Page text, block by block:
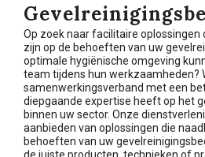
Op zoek naar facilitaire
zijn op de behoeften van uw
optimale hygiënische omgeving
team tijdens hun werkzaamheden?
samenwerkingsverband met een
diepgaande expertise heeft op het
binnen uw sector. Onze
aanbieden van oplossingen die
behoeften van uw
de juiste producten, technieken of